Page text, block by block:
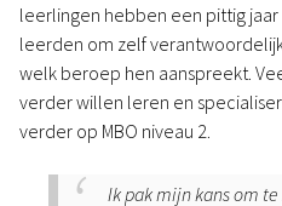
leerlingen hebben een pittig
leerden om zelf
welk beroep hen aanspreekt.
verder willen leren en
verder op MBO niveau 2.
Ik pak mijn kans om